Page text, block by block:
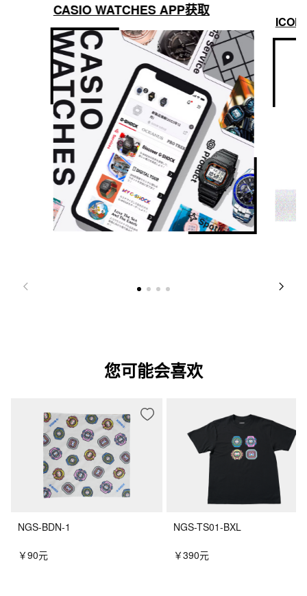
CASIO WATCHES APP获取
您可能会喜欢
NGS-BDN-1
￥90元
NGS-TS01-BXL
￥390元